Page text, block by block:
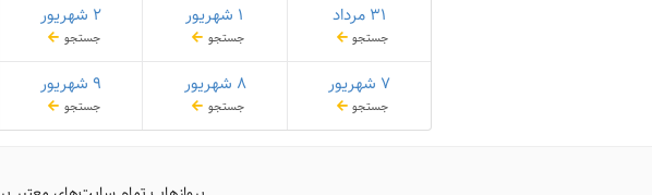
۳۱ مرداد
جستجو
۱ شهریور
جستجو
۲ شهریور
جستجو
۷ شهریور
جستجو
۸ شهریور
جستجو
۹ شهریور
جستجو